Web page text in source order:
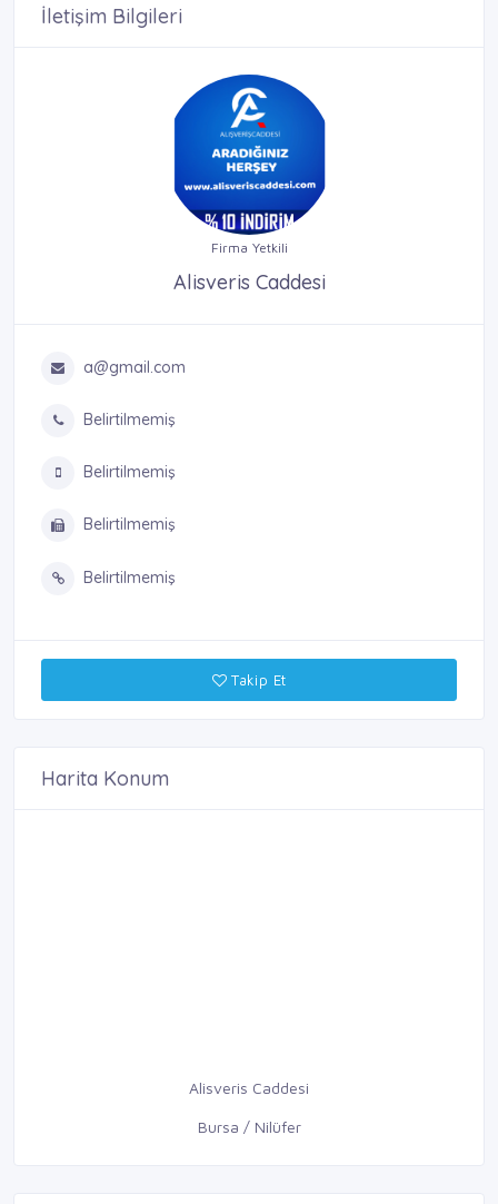
İletişim Bilgileri
Firma Yetkili
Alisveris Caddesi
a@gmail.com
Belirtilmemiş
Belirtilmemiş
Belirtilmemiş
Belirtilmemiş
Takip Et
Harita Konum
Alisveris Caddesi
Bursa / Nilüfer